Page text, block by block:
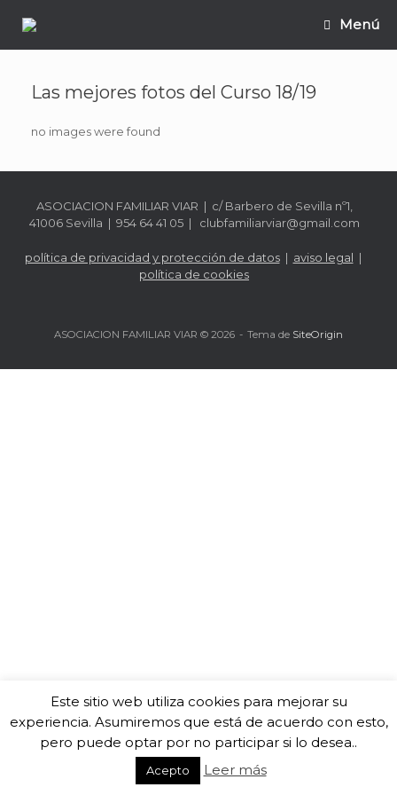
Menú
Las mejores fotos del Curso 18/19
no images were found
ASOCIACION FAMILIAR VIAR | c/ Barbero de Sevilla nº1,
41006 Sevilla | 954 64 41 05 | clubfamiliarviar@gmail.com
política de privacidad y protección de datos| aviso legal |
política de cookies
ASOCIACION FAMILIAR VIAR © 2026 Tema de SiteOrigin
Este sitio web utiliza cookies para mejorar su
experiencia. Asumiremos que está de acuerdo con esto,
pero puede optar por no participar si lo desea..
Acepto Leer más